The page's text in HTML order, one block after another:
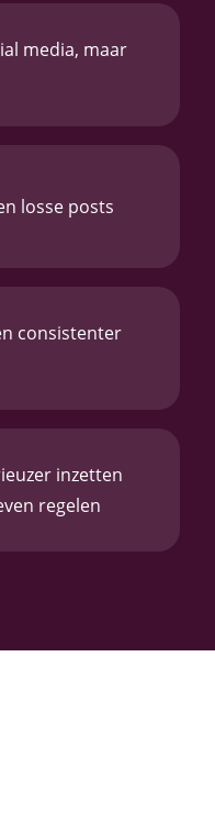
media, maar
losse posts
consistenter
inzetten
regelen